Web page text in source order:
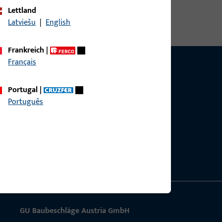
Lettland
Latviešu | English
Frankreich|
Français
Portugal|
Português
GU Baubeschläge Aus­tria GmbH